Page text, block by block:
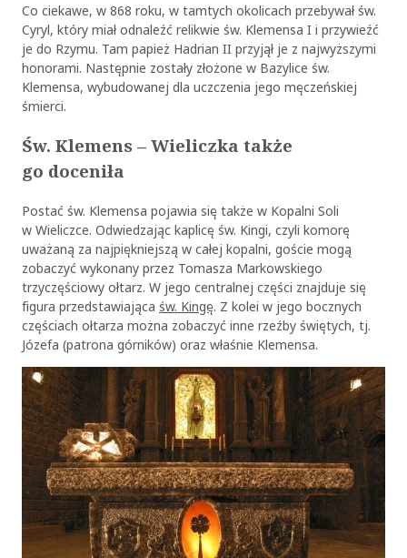
Co ciekawe, w 868 roku, w tamtych okolicach przebywał św.
Cyryl, który miał odnaleźć relikwie św. Klemensa I i przywieźć
je do Rzymu. Tam papież Hadrian II przyjął je z najwyższymi
honorami. Następnie zostały złożone w Bazylice św.
Klemensa, wybudowanej dla uczczenia jego męczeńskiej
śmierci.
Św. Klemens – Wieliczka także
go doceniła
Postać św. Klemensa pojawia się także w Kopalni Soli
w Wieliczce. Odwiedzając kaplicę św. Kingi, czyli komorę
uważaną za najpiękniejszą w całej kopalni, goście mogą
zobaczyć wykonany przez Tomasza Markowskiego
trzyczęściowy ołtarz. W jego centralnej części znajduje się
figura przedstawiająca św. Kingę. Z kolei w jego bocznych
częściach ołtarza można zobaczyć inne rzeźby świętych, tj.
Józefa (patrona górników) oraz właśnie Klemensa.